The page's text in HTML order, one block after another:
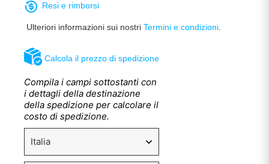
Calcola il prezzo di spedizione
Compila i campi sottostanti con
i dettagli della destinazione
della spedizione per calcolare il
costo di spedizione.
Resi e rimborsi
Ulteriori informazioni sui nostri Termini e condizioni